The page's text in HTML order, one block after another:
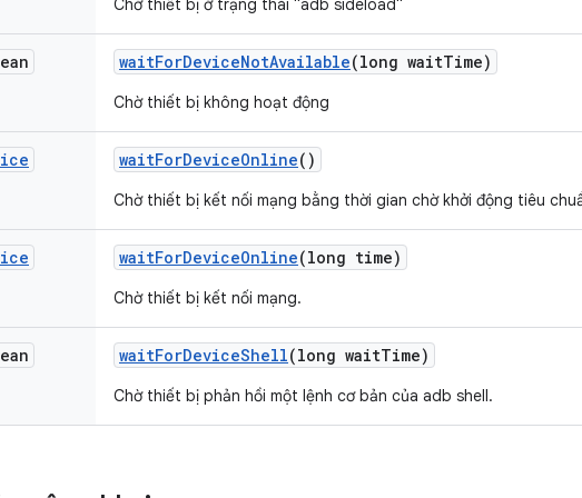
Chờ thiết bị ở trạng thái "adb sideload"
waitForDeviceNotAvailable(long waitTime)
Chờ thiết bị không hoạt động
waitForDeviceOnline()
Chờ thiết bị kết nối mạng bằng thời gian chờ khởi động tiêu
waitForDeviceOnline(long time)
Chờ thiết bị kết nối mạng.
waitForDeviceShell(long waitTime)
Chờ thiết bị phản hồi một lệnh cơ bản của adb shell.